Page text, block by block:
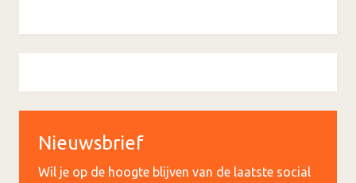
Nieuwsbrief
Wil je op de hoogte blijven van de laatste social